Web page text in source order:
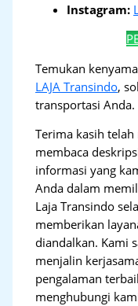
Instagram:
Temukan
LAJA Transindo,
transportasi Anda.
Terima kasih
membaca
informasi yang
Anda dalam
Laja Transindo
memberikan
diandalkan. Kami
menjalin
pengalaman
menghubungi